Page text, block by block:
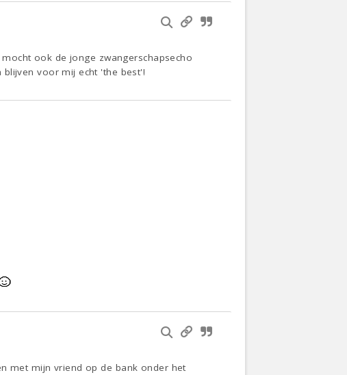
ook de jonge zwangerschapsecho
voor mij echt 'the best'!
met mijn vriend op de bank onder het